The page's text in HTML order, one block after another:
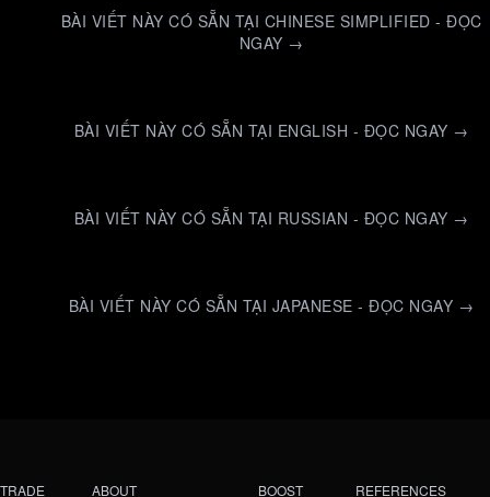
BÀI VIẾT NÀY CÓ SẴN TẠI CHINESE SIMPLIFIED - ĐỌC
NGAY →
BÀI VIẾT NÀY CÓ SẴN TẠI ENGLISH - ĐỌC NGAY →
BÀI VIẾT NÀY CÓ SẴN TẠI RUSSIAN - ĐỌC NGAY →
BÀI VIẾT NÀY CÓ SẴN TẠI JAPANESE - ĐỌC NGAY →
TRADE ABOUT BOOST REFERENCES